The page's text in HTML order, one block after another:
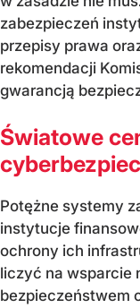
zabezpieczeń
przepisy prawa
rekomendacji
gwarancją
Światowe
Potężne systemy
instytucje
ochrony ich
liczyć na wsparcie
bezpieczeństwem